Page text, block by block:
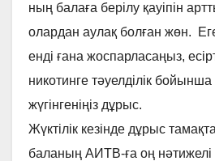
ның балаға берілу қауіпін
олардан аулақ болған жөн.
енді ғана жоспарласаңыз,
никотинге тәуелділік
жүгінгеніңіз дұрыс.
Жүктілік кезінде дұрыс
баланың АИТВ-ға оң нәтижелі